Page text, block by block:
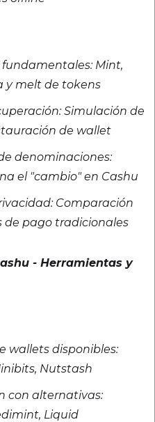
fundamentales: Mint,
y melt de tokens
Simulación de
de wallet
denominaciones:
el "cambio" en Cashu
Comparación
de pago tradicionales
- Herramientas y
wallets disponibles:
Nutstash
con alternativas:
Liquid